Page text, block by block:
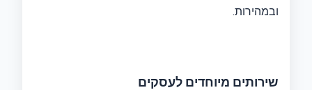
ובמהירות.
שירותים מיוחדים לעסקים